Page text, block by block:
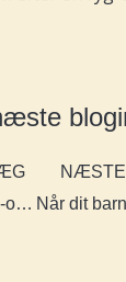
Genoptræning efter ryg-operation